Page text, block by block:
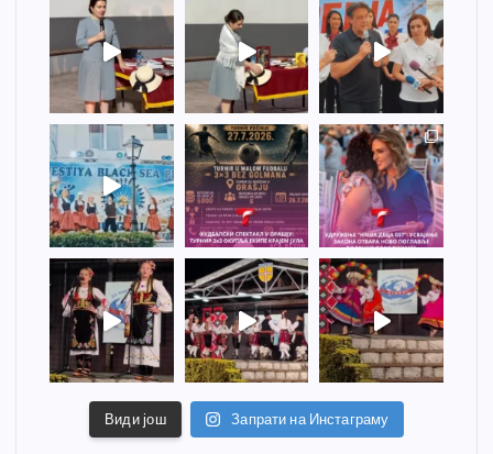
Види још Запрати на Инстаграму